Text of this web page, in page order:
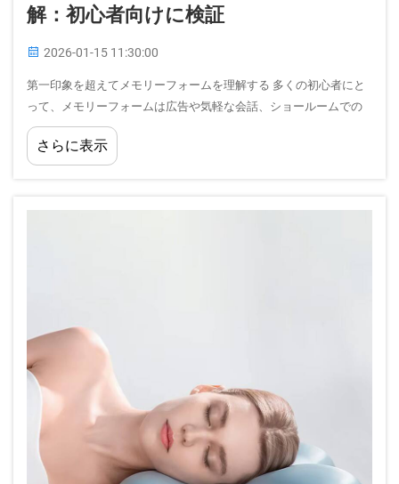
解：初心者向けに検証
2026-01-15 11:30:00
第一印象を超えてメモリーフォームを理解する 多くの初心者にと
って、メモリーフォームは広告や気軽な会話、ショールームでの
短い体験を通じて形成されたいくつかの固定観念と結びつけられ
がちです。こうした印象は簡単に…
さらに表示